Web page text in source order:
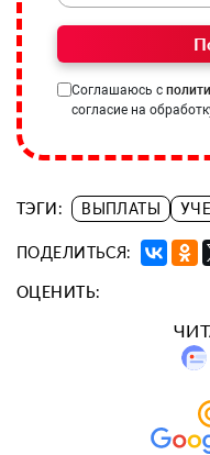
Соглашаюсь с
согласие на
ТЭГИ: ВЫПЛАТЫ
ПОДЕЛИТЬСЯ:
ОЦЕНИТЬ: